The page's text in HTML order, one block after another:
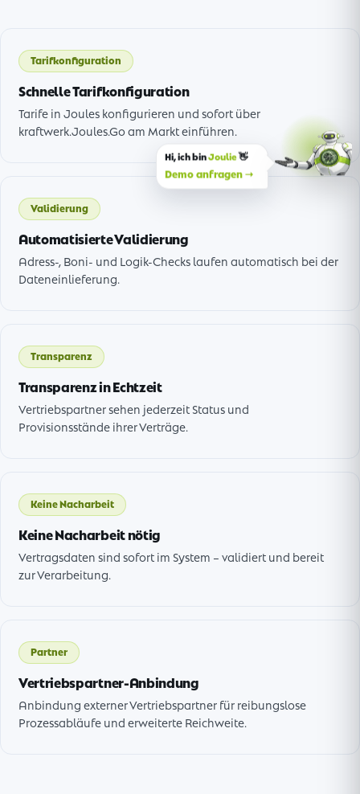
Tarifkonfiguration
Schnelle Tarifkonfiguration
Tarife in Joules konfigurieren und sofort über
kraftwerk.Joules.Go am Markt einführen.
Validierung
Automatisierte Validierung
Adress-, Boni- und Logik-Checks laufen automatisch bei der
Dateneinlieferung.
Transparenz
Transparenz in Echtzeit
Vertriebspartner sehen jederzeit Status und
Provisionsstände ihrer Verträge.
Keine Nacharbeit
Keine Nacharbeit nötig
Vertragsdaten sind sofort im System – validiert und bereit
zur Verarbeitung.
Partner
Vertriebspartner-Anbindung
Anbindung externer Vertriebspartner für reibungslose
Prozessabläufe und erweiterte Reichweite.
Hi, ich binJoulie👋
Demo anfragen →